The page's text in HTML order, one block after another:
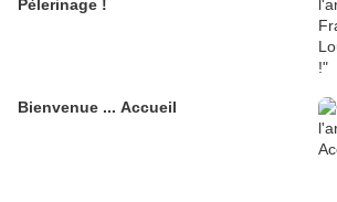
Pèlerinage !
Bienvenue ... Accueil